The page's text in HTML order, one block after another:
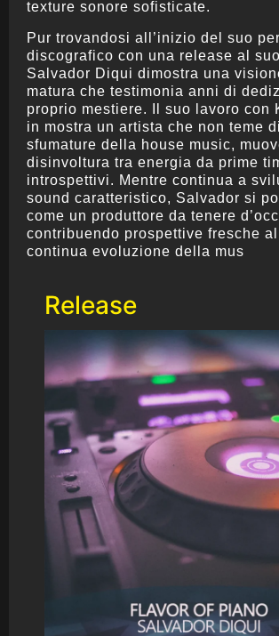
texture sonore sofisticate.
Pur trovandosi all’inizio del suo
discografico con una release al
Salvador Diqui dimostra una
matura che testimonia anni di
proprio mestiere. Il suo lavoro con
in mostra un artista che non teme
sfumature della house music,
disinvoltura tra energia da prime
introspettivi. Mentre continua a
sound caratteristico, Salvador si
come un produttore da tenere
contribuendo prospettive fresche
continua evoluzione della mus
Release